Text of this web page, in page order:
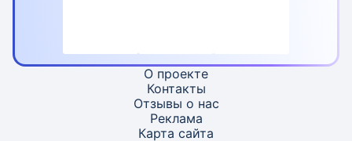
О проекте
Контакты
Отзывы о нас
Реклама
Карта сайта